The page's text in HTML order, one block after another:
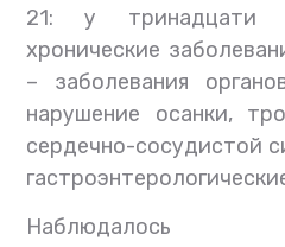
21: у тринадцати
хронические
– заболевания
нарушение осанки,
сердечно-сосудистой
Наблюдалось